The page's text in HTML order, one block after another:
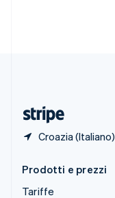
Croazia (Italiano)
Prodotti e prezzi
Tariffe